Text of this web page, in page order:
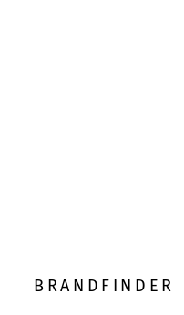
BRANDFINDER